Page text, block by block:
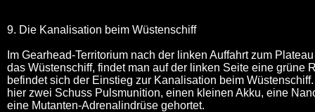
9. Die Kanalisation beim Wüstenschiff
Im Gearhead-Territorium nach der linken Auffahrt zum
das Wüstenschiff, findet man auf der linken Seite eine grüne
befindet sich der Einstieg zur Kanalisation beim
hier zwei Schuss Pulsmunition, einen kleinen Akku, eine
eine Mutanten-Adrenalindrüse gehortet.